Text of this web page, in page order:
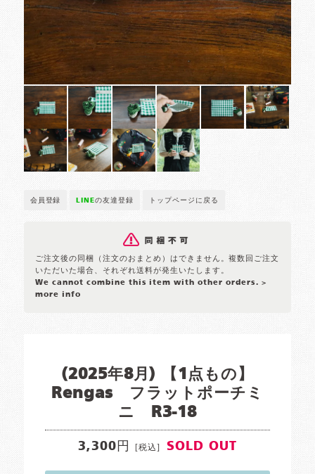
会員登録 LINEの友達登録 トップページに戻る
ご注文後の同梱（注文のおまとめ）はできません。複数回ご注文
いただいた場合、それぞれ送料が発生いたします。
We cannot combine this item with other orders. >
more info
(2025年8月) 【1点もの】
Rengas フラットポーチミ
ニ R3-18
3,300円 [税込] SOLD OUT